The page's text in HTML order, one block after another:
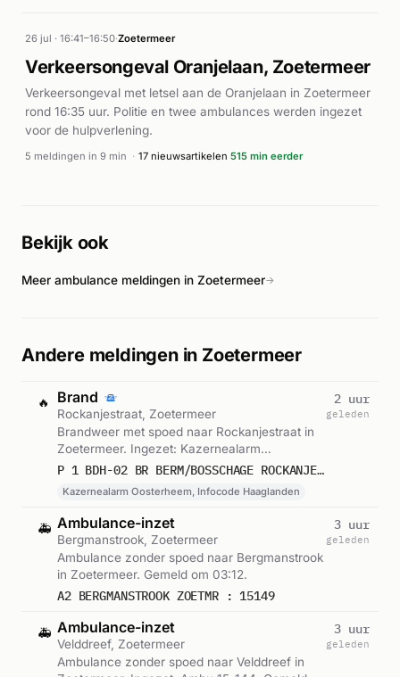
herhaald, wat wijst op een actieve reddingsoperatie. Verdere
details over de afloop van het incident zijn niet bekend.
26 jul · 16:41–16:50·Zoetermeer
Verkeersongeval Oranjelaan, Zoetermeer
Verkeersongeval met letsel aan de Oranjelaan in Zoetermeer
rond 16:35 uur. Politie en twee ambulances werden ingezet
voor de hulpverlening.
5 meldingen in 9 min · 17 nieuwsartikelen 515 min eerder
Bekijk ook
Meer ambulance meldingen in Zoetermeer→
Andere meldingen in Zoetermeer
🔥 Brand
Rockanjestraat, Zoetermeer
Brandweer met spoed naar Rockanjestraat in
Zoetermeer. Ingezet: Kazernealarm
Oosterheem, Infocode Haaglanden. Gemeld
P 1 BDH-02 BR BERM/BOSSCHAGE ROCKANJESTRAAT ZOETERMEER 155330
Kazernealarm Oosterheem, Infocode Haaglanden
2 uur
geleden
🚑 Ambulance-inzet
Bergmanstrook, Zoetermeer
Ambulance zonder spoed naar Bergmanstrook
in Zoetermeer. Gemeld om 03:12.
A2 BERGMANSTROOK ZOETMR : 15149
3 uur
geleden
🚑 Ambulance-inzet
Velddreef, Zoetermeer
Ambulance zonder spoed naar Velddreef in
3 uur
geleden